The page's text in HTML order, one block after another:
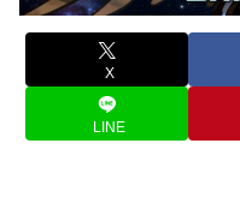
X
LINE